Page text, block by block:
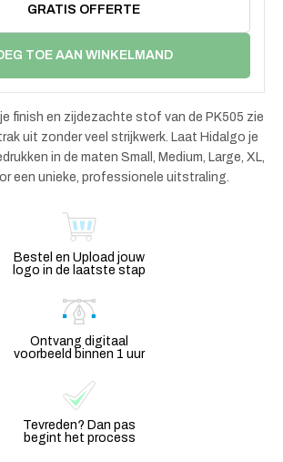
GRATIS OFFERTE
TOE AAN WINKELMAND
finish en zijdezachte stof van de PK505 zie
uit zonder veel strijkwerk. Laat Hidalgo je
in de maten Small, Medium, Large, XL,
een unieke, professionele uitstraling.
Bestel en Upload jouw
logo in de laatste stap
Ontvang digitaal
voorbeeld binnen 1 uur
Tevreden? Dan pas
begint het process